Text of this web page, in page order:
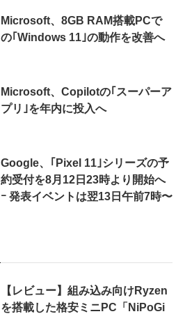
Microsoft、8GB RAM搭載PCで
の｢Windows 11｣の動作を改善へ
Microsoft、Copilotの｢スーパーア
プリ｣を年内に投入へ
Google、｢Pixel 11｣シリーズの予
約受付を8月12日23時より開始へ
ｰ 発表イベントは翌13日午前7時〜
【レビュー】組み込み向けRyzen
を搭載した格安ミニPC「NiPoGi